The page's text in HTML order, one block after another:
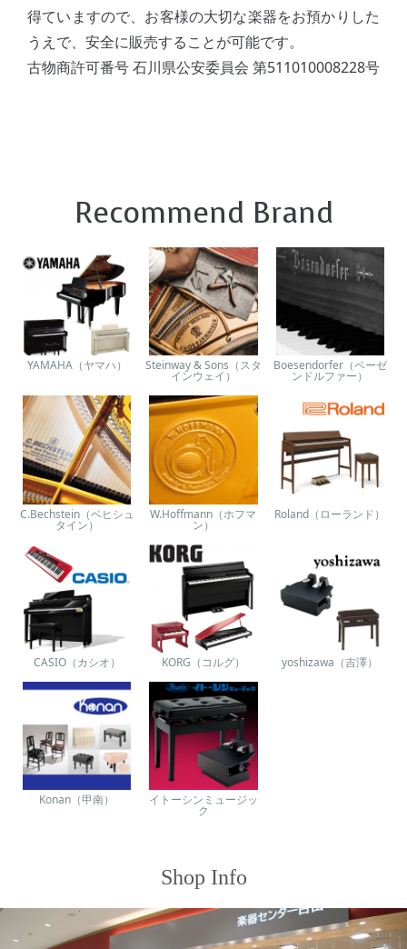
得ていますので、お客様の大切な楽器をお預かりした
うえで、安全に販売することが可能です。
古物商許可番号 石川県公安委員会 第511010008228号
Recommend Brand
YAMAHA（ヤマハ） Steinway & Sons（スタ
インウェイ）
Boesendorfer（ベーゼ
ンドルファー）
C.Bechstein（ベヒシュ
タイン）
W.Hoffmann（ホフマ
ン）
Roland（ローランド）
CASIO（カシオ） KORG（コルグ） yoshizawa（吉澤）
Konan（甲南） イトーシンミュージッ
ク
Shop Info